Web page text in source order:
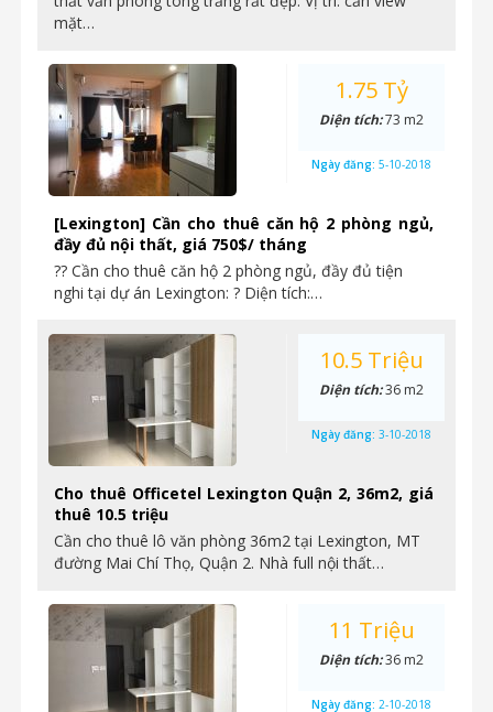
mặt…
[Lexington] Cần cho thuê căn hộ 2 phòng ngủ,
đầy đủ nội thất, giá 750$/ tháng
?? Cần cho thuê căn hộ 2 phòng ngủ, đầy đủ tiện
nghi tại dự án Lexington: ? Diện tích:…
1.75 Tỷ
Diện tích:73 m2
Ngày đăng: 5-10-2018
Cho thuê Officetel Lexington Quận 2, 36m2, giá
thuê 10.5 triệu
Cần cho thuê lô văn phòng 36m2 tại Lexington, MT
đường Mai Chí Thọ, Quận 2. Nhà full nội thất…
10.5 Triệu
Diện tích:36 m2
Ngày đăng: 3-10-2018
11 Triệu
Diện tích:36 m2
Ngày đăng: 2-10-2018